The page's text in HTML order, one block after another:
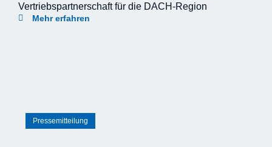
Vertriebspartnerschaft für die DACH-Region
Mehr erfahren
Pressemitteilung